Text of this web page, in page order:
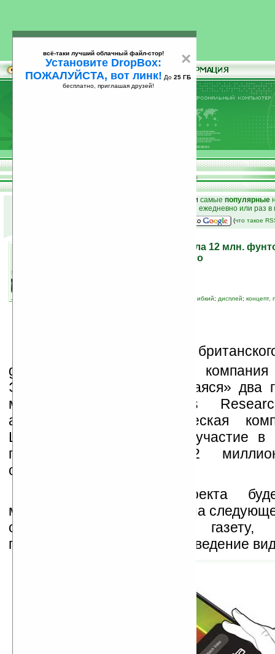
25
и самые популярные
на email ежедневно или раз
(что такое
Великобритания выделила 12 млн.
создание газеты будущего
гибкий; дисплей; концепт,
о сообщению
guardian.co.uk, голландская
Эйндховена, «отпочковавшаяся» два
местной фирмы Philips
американская технологическая
Logic выиграли грант на участие в
проекте стоимостью 12
стерлингов.
Конечной целью проекта
многоцветного гибкого экрана
способного заменить
поддерживающего воспроизведение
×
всё-таки лучший облачный файл-стор!
Установите DropBox:
ПОЖАЛУЙСТА, вот линк! До 25 ГБ
бесплатно, приглашая друзей!